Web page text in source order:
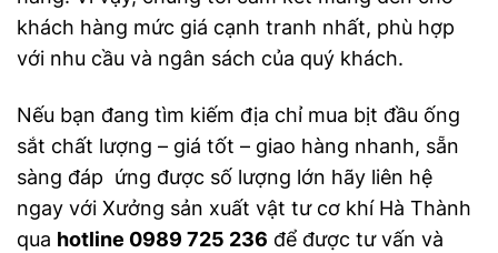
khách hàng mức giá cạnh tranh nhất, phù hợp
với nhu cầu và ngân sách của quý khách.
Nếu bạn đang tìm kiếm địa chỉ mua bịt đầu ống
sắt chất lượng – giá tốt – giao hàng nhanh, sẵn
sàng đáp ứng được số lượng lớn hãy liên hệ
ngay với Xưởng sản xuất vật tư cơ khí Hà Thành
qua hotline 0989 725 236 để được tư vấn và